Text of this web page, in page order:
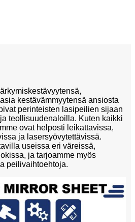
kestävämmyytensä ansiosta
perinteisten lasipeilien sijaan
teollisuudenaloilla. Kuten kaikki
ovat helposti leikattavissa,
ja lasersyövytettävissä.
useissa eri väreissä,
ja tarjoamme myös
peilivaihtoehtoja.